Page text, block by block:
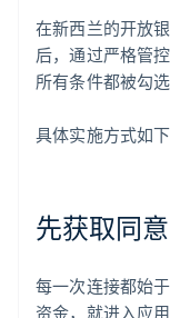
在新西兰的开放
后，通过严格管
所有条件都被勾
具体实施方式如下
先获取同意
每一次连接都始
资金，就进入应